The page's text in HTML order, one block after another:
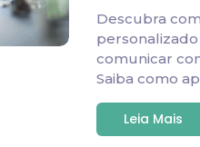
Descubra
comunicar
Saiba como
Leia Mais